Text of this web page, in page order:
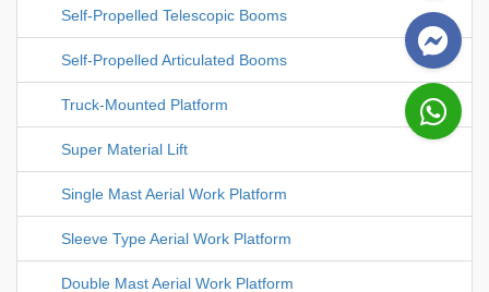
Self-Propelled Telescopic Booms
Self-Propelled Articulated Booms
Truck-Mounted Platform
Super Material Lift
Single Mast Aerial Work Platform
Sleeve Type Aerial Work Platform
Double Mast Aerial Work Platform